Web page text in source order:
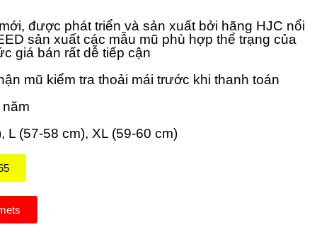
được phát triển và sản xuất bởi hãng HJC nổi
sản xuất các mẫu mũ phù hợp thể trạng của
giá bán rất dễ tiếp cận
mũ kiểm tra thoải mái trước khi thanh toán
L (57-58 cm), XL (59-60 cm)